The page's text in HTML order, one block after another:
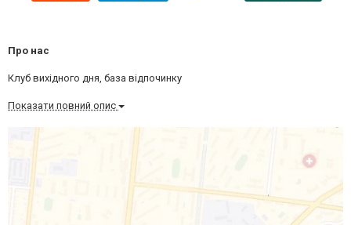
Про нас
Клуб вихідного дня, база відпочинку
Показати повний опис